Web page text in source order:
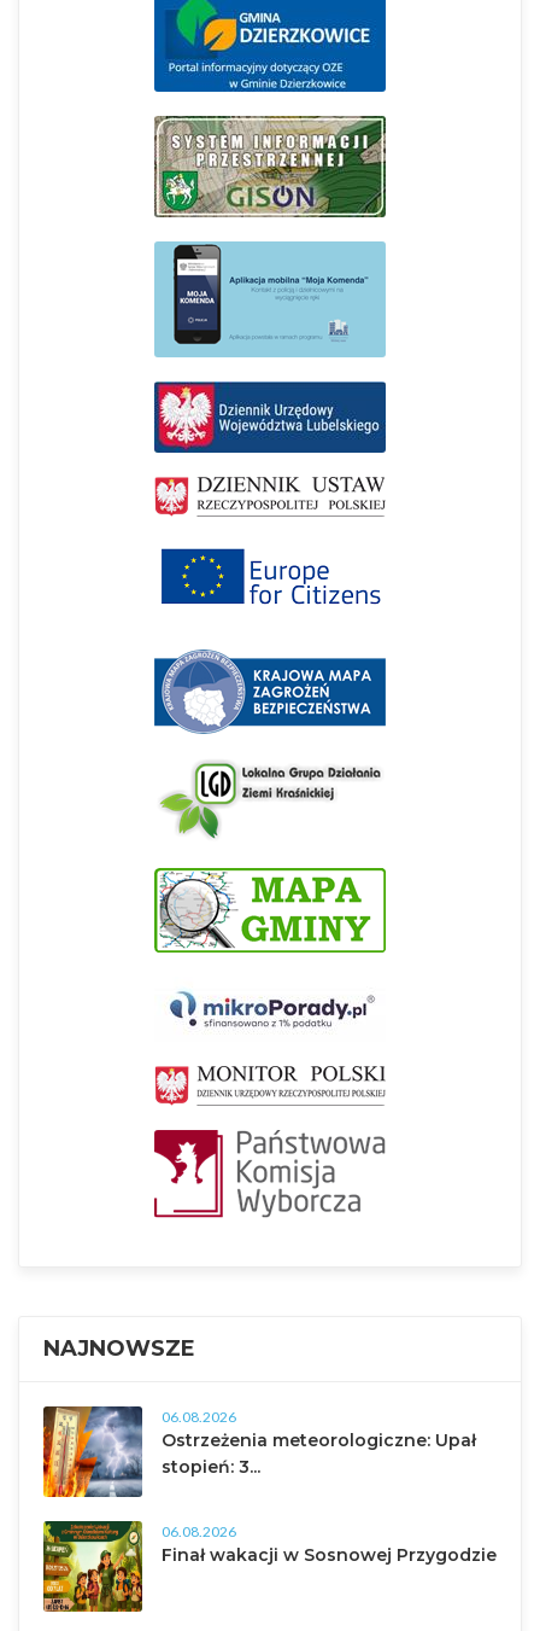
NAJNOWSZE
06.08.2026
Ostrzeżenia meteorologiczne: Upał
stopień: 3...
06.08.2026
Finał wakacji w Sosnowej Przygodzie